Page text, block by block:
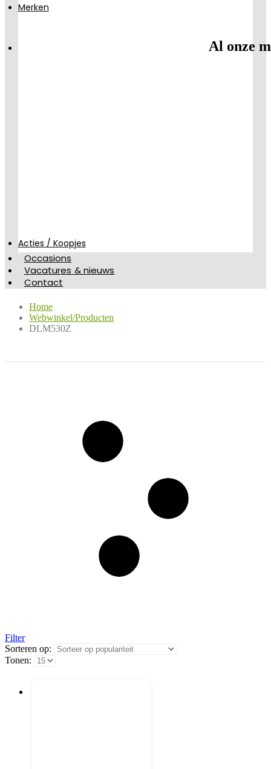
Merken
Al onze
Acties / Koopjes
Occasions
Vacatures & nieuws
Contact
Home
Webwinkel/Producten
DLM530Z
Filter
Sorteren op:
Tonen: